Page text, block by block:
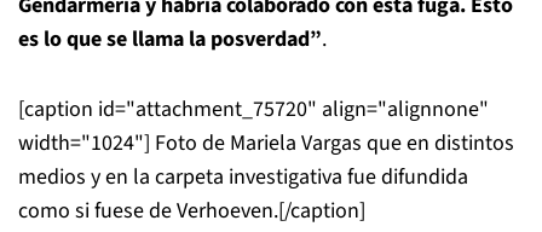
es lo que se llama la posverdad”.
[caption id="attachment_75720" align="alignnone"
width="1024"] Foto de Mariela Vargas que en distintos
medios y en la carpeta investigativa fue difundida
como si fuese de Verhoeven.[/caption]